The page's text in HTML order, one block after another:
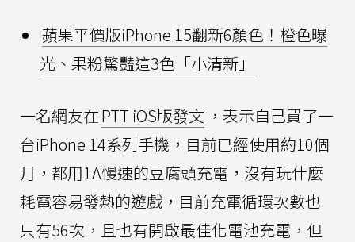
蘋果平價版iPhone 15翻新6顏色！橙色曝
光、果粉驚豔這3色「小清新」
一名網友在PTT iOS版發文 ，表示自己買了一
台iPhone 14系列手機，目前已經使用約10個
月，都用1A慢速的豆腐頭充電，沒有玩什麼
耗電容易發熱的遊戲，目前充電循環次數也
只有56次，且也有開啟最佳化電池充電，但